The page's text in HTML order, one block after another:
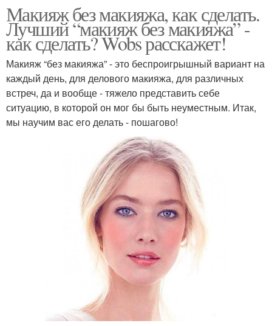
Макияж без макияжа, как сделать.
Лучший “макияж без макияжа” -
как сделать? Wobs расскажет!
Макияж “без макияжа” - это беспроигрышный вариант на
каждый день, для делового макияжа, для различных
встреч, да и вообще - тяжело представить себе
ситуацию, в которой он мог бы быть неуместным. Итак,
мы научим вас его делать - пошагово!